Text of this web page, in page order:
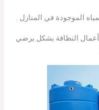
الموجودة في المنازل .
النظافة بشكل يرضي